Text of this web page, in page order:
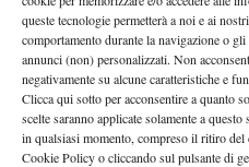
queste tecnologie permetterà a noi e ai
comportamento durante la navigazione o
annunci (non) personalizzati. Non
negativamente su alcune caratteristiche e
Clicca qui sotto per acconsentire a quanto
scelte saranno applicate solamente a
in qualsiasi momento, compreso il ritiro
Cookie Policy o cliccando sul pulsante di